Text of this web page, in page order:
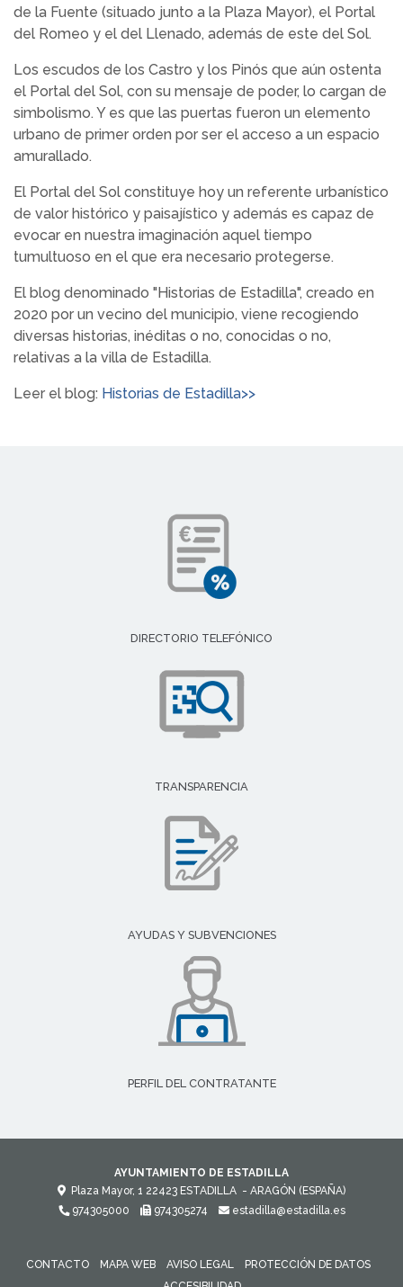
de la Fuente (situado junto a la Plaza Mayor), el Portal
del Romeo y el del Llenado, además de este del Sol.
Los escudos de los Castro y los Pinós que aún ostenta
el Portal del Sol, con su mensaje de poder, lo cargan de
simbolismo. Y es que las puertas fueron un elemento
urbano de primer orden por ser el acceso a un espacio
amurallado.
El Portal del Sol constituye hoy un referente urbanístico
de valor histórico y paisajístico y además es capaz de
evocar en nuestra imaginación aquel tiempo
tumultuoso en el que era necesario protegerse.
El blog denominado "Historias de Estadilla", creado en
2020 por un vecino del municipio, viene recogiendo
diversas historias, inéditas o no, conocidas o no,
relativas a la villa de Estadilla.
Leer el blog: Historias de Estadilla>>
DIRECTORIO TELEFÓNICO
TRANSPARENCIA
AYUDAS Y SUBVENCIONES
PERFIL DEL CONTRATANTE
AYUNTAMIENTO DE ESTADILLA
Plaza Mayor, 1 22423 ESTADILLA - ARAGÓN (ESPAÑA)
974305000
974305274 estadilla@estadilla.es
CONTACTO MAPA WEB AVISO LEGAL
PROTECCIÓN DE DATOS